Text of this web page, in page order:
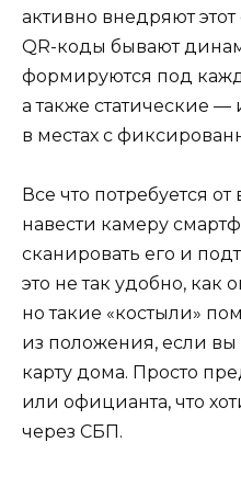
активно внедряют этот
QR-коды бывают
формируются под
а также статические
в местах с
Все что потребуется
навести камеру
сканировать его и
это не так удобно, как
но такие «костыли»
из положения, если
карту дома. Просто
или официанта, что
через СБП.